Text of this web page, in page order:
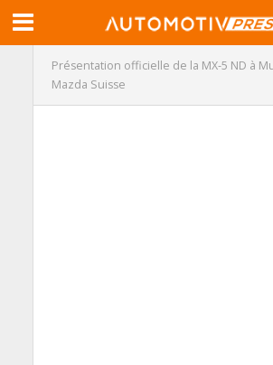
Présentation officielle de la MX-5 ND à
Mazda Suisse